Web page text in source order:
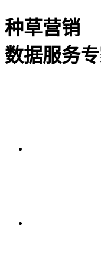
种草营销
数据服务